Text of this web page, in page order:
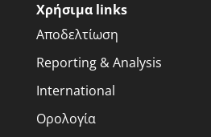
Χρήσιμα links
Αποδελτίωση
Reporting & Analysis
International
Ορολογία